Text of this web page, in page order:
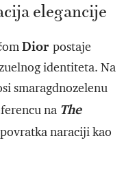
elegancije
Dior postaje
identiteta. Na
smaragdnozelenu
na The
naraciji kao